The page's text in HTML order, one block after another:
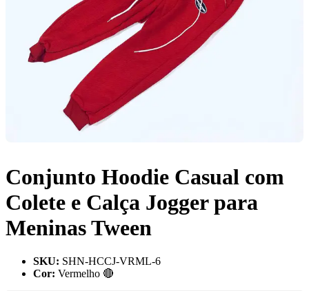
Conjunto Hoodie Casual com
Colete e Calça Jogger para
Meninas Tween
SKU: SHN-HCCJ-VRML-6
Cor: Vermelho 🔴